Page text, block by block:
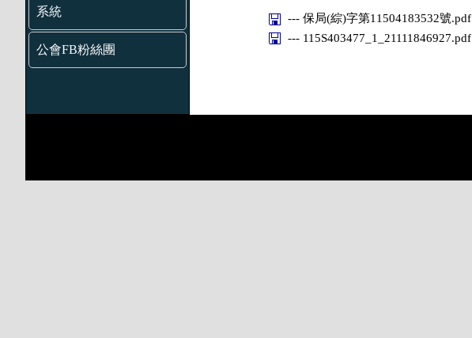
系統
公會FB粉絲團
--- 保局(綜)字第11504183532號.pdf
--- 115S403477_1_21111846927.pdf